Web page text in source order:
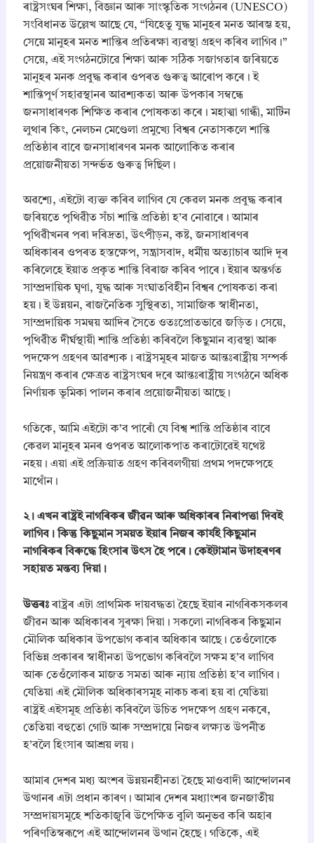
A
H
E
C
/
A
E
B
L
e
s
t
l
l
a
s
|
A
s
s
m
e
M
d
m
C
a
p
t
e
r
w
i
s
e
o
u
t
n
ৰাষ্ট্ৰসংঘৰ শিক্ষা, বিজ্ঞান আৰু সাংস্কৃতিক সংগঠনৰ (UNESCO)
সংবিধানত উল্লেখ আছে যে, “যিহেতু যুদ্ধ মানুহৰ মনত আৰম্ভ হয়,
সেয়ে মানুহৰ মনত শান্তিৰ প্ৰতিৰক্ষা ব্যৱস্থা গ্ৰহণ কৰিব লাগিব।”
সেয়ে, এই সংগঠনটোৱে শিক্ষা আৰু সঠিক সজাগতাৰ জৰিয়তে
মানুহৰ মনক প্ৰবুদ্ধ কৰাৰ ওপৰত গুৰুত্ব আৰোপ কৰে। ই
শান্তিপূৰ্ণ সহাৱস্থানৰ আৱশ্যকতা আৰু উপকাৰ সম্বন্ধে
জনসাধাৰণক শিক্ষিত কৰাৰ পোষকতা কৰে। মহাত্মা গান্ধী, মাৰ্টিন
লুথাৰ কিং, নেলচন মেণ্ডেলা প্ৰমুখ্যে বিশ্বৰ নেতাসকলে শান্তি
প্ৰতিষ্ঠাৰ বাবে জনসাধাৰণৰ মনক আলোকিত কৰাৰ
প্ৰয়োজনীয়তা সন্দৰ্ভত গুৰুত্ব দিছিল।
​অৱশ্যে, এইটো ব্যক্ত কৰিব লাগিব যে কেৱল মনক প্ৰবুদ্ধ কৰাৰ
জৰিয়তে পৃথিৱীত সঁচা শান্তি প্ৰতিষ্ঠা হ’ব নোৱাৰে। আমাৰ
পৃথিৱীখনৰ পৰা দৰিদ্ৰতা, উৎপীড়ন, কষ্ট, জনসাধাৰণৰ
অধিকাৰৰ ওপৰত হস্তক্ষেপ, সন্ত্ৰাসবাদ, ধৰ্মীয় অত্যাচাৰ আদি দূৰ
কৰিলেহে ইয়াত প্ৰকৃত শান্তি বিৰাজ কৰিব পাৰে। ইয়াৰ অন্তৰ্গত
সাম্প্ৰদায়িক ঘৃণা, যুদ্ধ আৰু সংঘাতবিহীন বিশ্বৰ পোষকতা কৰা
হয়। ই উন্নয়ন, ৰাজনৈতিক সুস্থিৰতা, সামাজিক স্বাধীনতা,
সাম্প্ৰদায়িক সমন্বয় আদিৰ সৈতে ওতঃপ্ৰোতভাৱে জড়িত। সেয়ে,
পৃথিৱীত দীৰ্ঘস্থায়ী শান্তি প্ৰতিষ্ঠা কৰিবলৈ কিছুমান ব্যৱস্থা আৰু
পদক্ষেপ গ্ৰহণৰ আৱশ্যক। ৰাষ্ট্ৰসমূহৰ মাজত আন্তঃৰাষ্ট্ৰীয় সম্পৰ্ক
নিয়ন্ত্ৰণ কৰাৰ ক্ষেত্ৰত ৰাষ্ট্ৰসংঘৰ দৰে আন্তঃৰাষ্ট্ৰীয় সংগঠনে অধিক
নিৰ্ণায়ক ভূমিকা পালন কৰাৰ প্ৰয়োজনীয়তা আছে।
​গতিকে, আমি এইটো ক’ব পাৰোঁ যে বিশ্ব শান্তি প্ৰতিষ্ঠাৰ বাবে
কেৱল মানুহৰ মনৰ ওপৰত আলোকপাত কৰাটোৱেই যথেষ্ট
নহয়। এয়া এই প্ৰক্ৰিয়াত গ্ৰহণ কৰিবলগীয়া প্ৰথম পদক্ষেপহে
মাথোঁন।
​২। এখন ৰাষ্ট্ৰই নাগৰিকৰ জীৱন আৰু অধিকাৰৰ নিৰাপত্তা দিবই
লাগিব। কিন্তু কিছুমান সময়ত ইয়াৰ নিজৰ কাৰ্যই কিছুমান
নাগৰিকৰ বিৰুদ্ধে হিংসাৰ উৎস হৈ পৰে। কেইটামান উদাহৰণৰ
সহায়ত মন্তব্য দিয়া।
​উত্তৰঃৰাষ্ট্ৰৰ এটা প্ৰাথমিক দায়বদ্ধতা হৈছে ইয়াৰ নাগৰিকসকলৰ
জীৱন আৰু অধিকাৰৰ সুৰক্ষা দিয়া। সকলো নাগৰিকৰ কিছুমান
মৌলিক অধিকাৰ উপভোগ কৰাৰ অধিকাৰ আছে। তেওঁলোকে
বিভিন্ন প্ৰকাৰৰ স্বাধীনতা উপভোগ কৰিবলৈ সক্ষম হ’ব লাগিব
আৰু তেওঁলোকৰ মাজত সমতা আৰু ন্যায় প্ৰতিষ্ঠা হ’ব লাগিব।
যেতিয়া এই মৌলিক অধিকাৰসমূহ নাকচ কৰা হয় বা যেতিয়া
ৰাষ্ট্ৰই এইসমূহ প্ৰতিষ্ঠা কৰিবলৈ উচিত পদক্ষেপ গ্ৰহণ নকৰে,
তেতিয়া বহুতো গোট আৰু সম্প্ৰদায়ে নিজৰ লক্ষ্যত উপনীত
হ’বলৈ হিংসাৰ আশ্ৰয় লয়।
​আমাৰ দেশৰ মধ্য অংশৰ উন্নয়নহীনতা হৈছে মাওবাদী আন্দোলনৰ
উত্থানৰ এটা প্ৰধান কাৰণ। আমাৰ দেশৰ মধ্যাংশৰ জনজাতীয়
সম্প্ৰদায়সমূহে শতিকাজুৰি উপেক্ষিত বুলি অনুভৱ কৰি অহাৰ
পৰিণতিস্বৰূপে এই আন্দোলনৰ উত্থান হৈছে। গতিকে, এই